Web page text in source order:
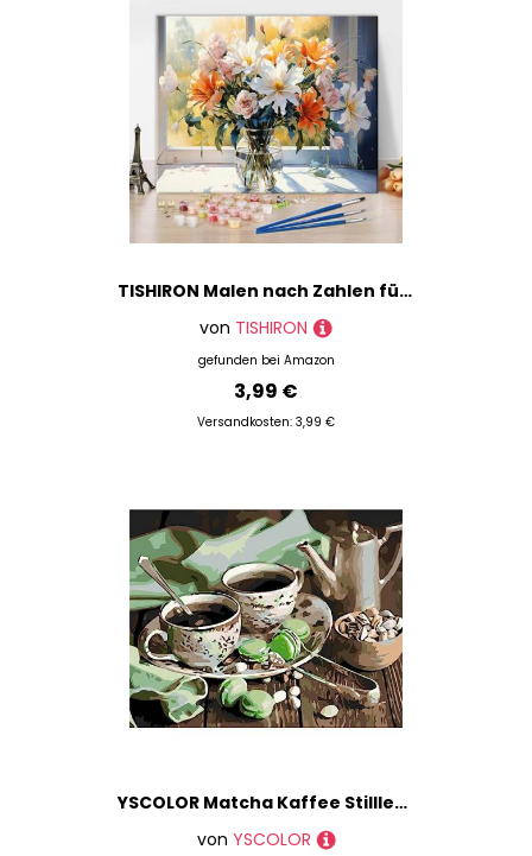
TISHIRON Malen nach Zahlen für Erwachsene Anfänger, Blumensträußchen in Glasvase, Farbtafel-Set, Herbst-Vase-Blumen DIY Farbtafel-Set auf Leinwand, Stillleben-Malerei Kunstwerk, 16x20 Zoll
von TISHIRON
gefunden bei Amazon
3,99 €
Versandkosten: 3,99 €
YSCOLOR Matcha Kaffee Stillleben Malen Nach Zahlen Blume Auf Leinwand Bilder Nach Zahlen Wohndeko Diy Minimalistischen Stil 40X50cm
von YSCOLOR